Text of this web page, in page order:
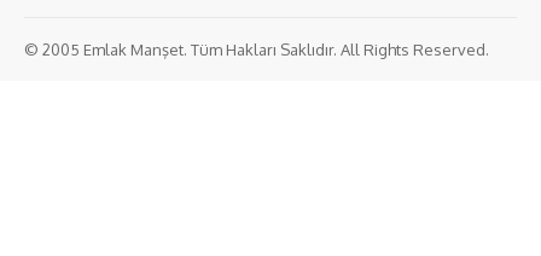
© 2005 Emlak Manşet. Tüm Hakları Saklıdır. All Rights Reserved.